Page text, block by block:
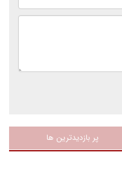
پر بازدیدترین ها